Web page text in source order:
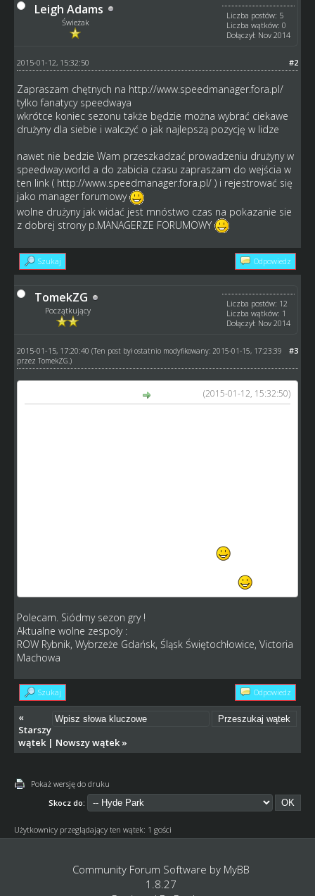
Leigh Adams
Świeżak
Liczba postów: 5
Liczba wątków: 0
Dołączył: Nov 2014
#2
2015-01-12, 15:32:50
Zapraszam chętnych na http://www.speedmanager.fora.pl/
tylko fanatycy speedwaya
wkrótce koniec sezonu także będzie można wybrać ciekawe
drużyny dla siebie i walczyć o jak najlepszą pozycję w lidze
nawet nie bedzie Wam przeszkadzać prowadzeniu drużyny w
speedway.world a do zabicia czasu zapraszam do wejścia w
ten link ( http://www.speedmanager.fora.pl/) i rejestrować się
jako manager forumowy
wolne drużyny jak widać jest mnóstwo czas na pokazanie sie
z dobrej strony p.MANAGERZE FORUMOWY
Szukaj Odpowiedz
TomekZG
Początkujący
Liczba postów: 12
Liczba wątków: 1
Dołączył: Nov 2014
#3
2015-01-15, 17:20:40 (Ten post był ostatnio modyfikowany: 2015-01-15, 17:23:39
przez TomekZG.)
(2015-01-12, 15:32:50)
Polecam. Siódmy sezon gry !
Aktualne wolne zespoły :
ROW Rybnik, Wybrzeże Gdańsk, Śląsk Świętochłowice, Victoria
Machowa
Szukaj Odpowiedz
«
Starszy
wątek| Nowszy wątek»
Pokaż wersję do druku
Skocz do:
Użytkownicy przeglądający ten wątek: 1 gości
Community Forum Software by MyBB
1.8.27